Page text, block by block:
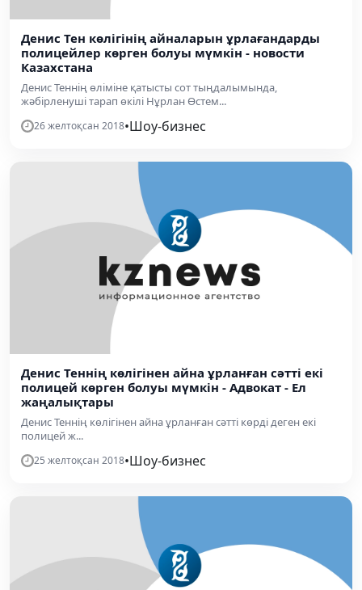
Денис Тен көлігінің айналарын ұрлағандарды
полицейлер көрген болуы мүмкін - новости
Казахстана
Денис Теннің өліміне қатысты сот тыңдалымында,
жәбірленуші тарап өкілі Нұрлан Өстем...
26 желтоқсан 2018•Шоу-бизнес
Денис Теннің көлігінен айна ұрланған сәтті екі
полицей көрген болуы мүмкін - Адвокат - Ел
жаңалықтары
Денис Теннің көлігінен айна ұрланған сәтті көрді деген екі
полицей ж...
25 желтоқсан 2018•Шоу-бизнес